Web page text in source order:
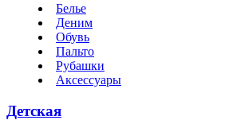
Белье
Деним
Обувь
Пальто
Рубашки
Аксессуары
Детская